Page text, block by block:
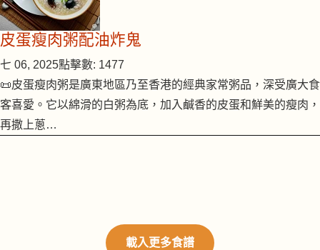
皮蛋瘦肉粥配油炸鬼
七 06, 2025點擊數: 1477
📜皮蛋瘦肉粥是廣東地區乃至香港的經典家常粥品，深受廣大食
客喜愛。它以綿滑的白粥為底，加入鹹香的皮蛋和鮮美的瘦肉，
再撒上蔥…
載入更多食譜